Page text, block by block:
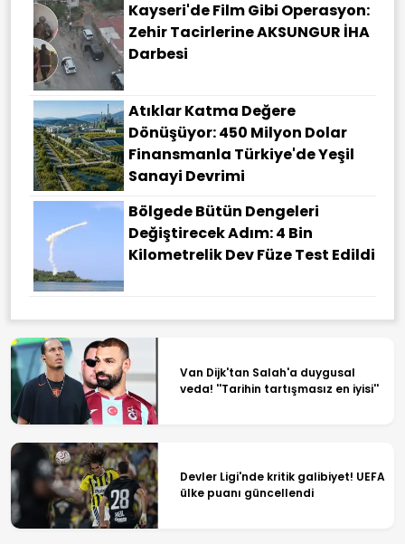
Kayseri'de Film Gibi Operasyon:
Zehir Tacirlerine AKSUNGUR İHA
Darbesi
Atıklar Katma Değere
Dönüşüyor: 450 Milyon Dolar
Finansmanla Türkiye'de Yeşil
Sanayi Devrimi
Bölgede Bütün Dengeleri
Değiştirecek Adım: 4 Bin
Kilometrelik Dev Füze Test Edildi
Van Dijk'tan Salah'a duygusal
veda! ''Tarihin tartışmasız en iyisi''
Devler Ligi'nde kritik galibiyet! UEFA
ülke puanı güncellendi